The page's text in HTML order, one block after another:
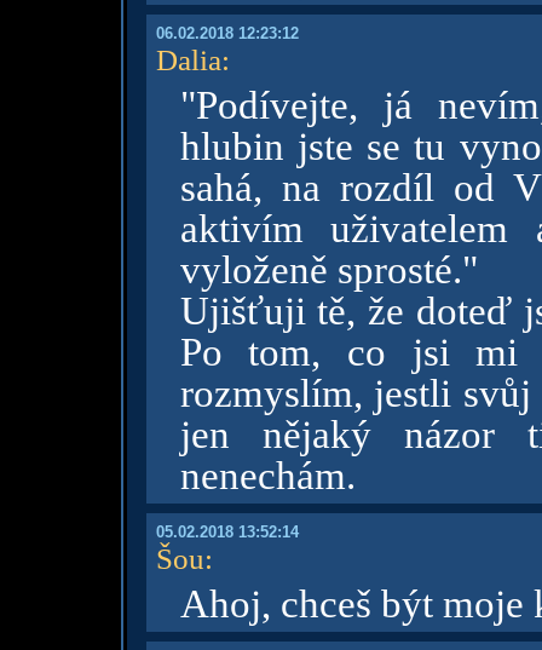
06.02.2018 12:23:12
Dalia:
"Podívejte, já
hlubin jste se tu
sahá, na rozdíl od
aktivím uživatelem
vyloženě sprosté."
Ujišťuji tě, že doteď
Po tom, co jsi mi
rozmyslím, jestli svůj
jen nějaký názor
nenechám.
05.02.2018 13:52:14
Šou:
Ahoj, chceš být moje